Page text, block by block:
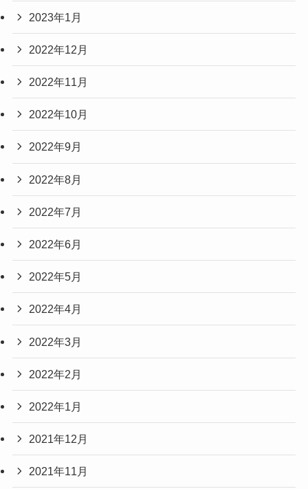
2023年1月
2022年12月
2022年11月
2022年10月
2022年9月
2022年8月
2022年7月
2022年6月
2022年5月
2022年4月
2022年3月
2022年2月
2022年1月
2021年12月
2021年11月